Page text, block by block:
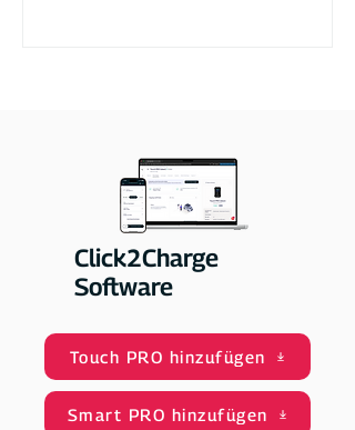
Click2Charge
Software
Touch PRO hinzufügen
Smart PRO hinzufügen